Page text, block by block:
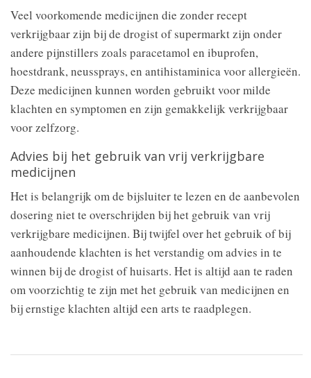
Veel voorkomende medicijnen die zonder recept
verkrijgbaar zijn bij de drogist of supermarkt zijn onder
andere pijnstillers zoals paracetamol en ibuprofen,
hoestdrank, neussprays, en antihistaminica voor allergieën.
Deze medicijnen kunnen worden gebruikt voor milde
klachten en symptomen en zijn gemakkelijk verkrijgbaar
voor zelfzorg.
Advies bij het gebruik van vrij verkrijgbare
medicijnen
Het is belangrijk om de bijsluiter te lezen en de aanbevolen
dosering niet te overschrijden bij het gebruik van vrij
verkrijgbare medicijnen. Bij twijfel over het gebruik of bij
aanhoudende klachten is het verstandig om advies in te
winnen bij de drogist of huisarts. Het is altijd aan te raden
om voorzichtig te zijn met het gebruik van medicijnen en
bij ernstige klachten altijd een arts te raadplegen.